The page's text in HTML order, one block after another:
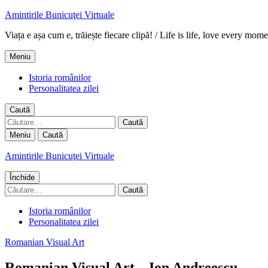
Amintirile Bunicuţei Virtuale
Viața e așa cum e, trăiește fiecare clipă! / Life is life, love every
Meniu
Istoria românilor
Personalitatea zilei
Caută
Caută
după:
Meniu Caută
Amintirile Bunicuţei Virtuale
Închide
Caută
după:
Istoria românilor
Personalitatea zilei
Romanian Visual Art